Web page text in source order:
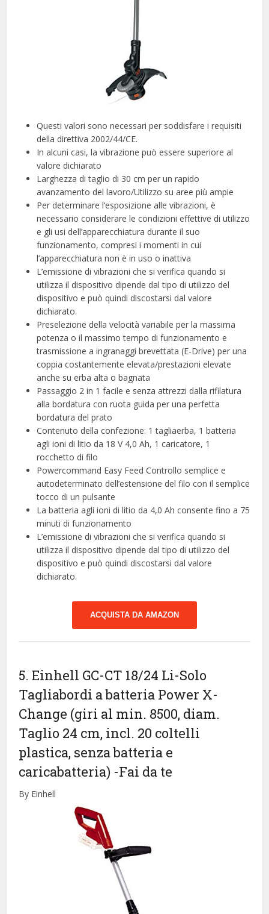
Questi valori sono necessari per soddisfare i requisiti
della direttiva 2002/44/CE.
In alcuni casi, la vibrazione può essere superiore al
valore dichiarato
Larghezza di taglio di 30 cm per un rapido
avanzamento del lavoro/Utilizzo su aree più ampie
Per determinare l’esposizione alle vibrazioni, è
necessario considerare le condizioni effettive di utilizzo
e gli usi dell’apparecchiatura durante il suo
funzionamento, compresi i momenti in cui
l’apparecchiatura non è in uso o inattiva
L’emissione di vibrazioni che si verifica quando si
utilizza il dispositivo dipende dal tipo di utilizzo del
dispositivo e può quindi discostarsi dal valore
dichiarato.
Preselezione della velocità variabile per la massima
potenza o il massimo tempo di funzionamento e
trasmissione a ingranaggi brevettata (E-Drive) per una
coppia costantemente elevata/prestazioni elevate
anche su erba alta o bagnata
Passaggio 2 in 1 facile e senza attrezzi dalla rifilatura
alla bordatura con ruota guida per una perfetta
bordatura del prato
Contenuto della confezione: 1 tagliaerba, 1 batteria
agli ioni di litio da 18 V 4,0 Ah, 1 caricatore, 1
rocchetto di filo
Powercommand Easy Feed Controllo semplice e
autodeterminato dell’estensione del filo con il semplice
tocco di un pulsante
La batteria agli ioni di litio da 4,0 Ah consente fino a 75
minuti di funzionamento
L’emissione di vibrazioni che si verifica quando si
utilizza il dispositivo dipende dal tipo di utilizzo del
dispositivo e può quindi discostarsi dal valore
dichiarato.
ACQUISTA DA AMAZON
5. Einhell GC-CT 18/24 Li-Solo
Tagliabordi a batteria Power X-
Change (giri al min. 8500, diam.
Taglio 24 cm, incl. 20 coltelli
plastica, senza batteria e
caricabatteria) -Fai da te
By Einhell